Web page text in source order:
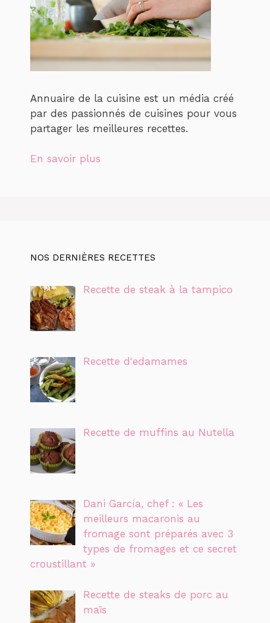
Annuaire de la cuisine est un média créé
par des passionnés de cuisines pour vous
partager les meilleures recettes.
En savoir plus
NOS DERNIÈRES RECETTES
Recette de steak à la tampico
Recette d'edamames
Recette de muffins au Nutella
Dani García, chef : « Les
meilleurs macaronis au
fromage sont préparés avec 3
types de fromages et ce secret
croustillant »
Recette de steaks de porc au
maïs